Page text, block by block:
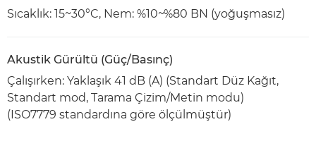
Sıcaklık: 15~30°C, Nem: %10~%80 BN (yoğuşmasız)
Akustik Gürültü (Güç/Basınç)
Çalışırken: Yaklaşık 41 dB (A) (Standart Düz Kağıt,
Standart mod, Tarama Çizim/Metin modu)
(ISO7779 standardına göre ölçülmüştür)